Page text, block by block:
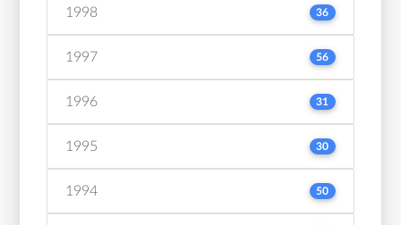
1998 36
1997 56
1996 31
1995 30
1994 50